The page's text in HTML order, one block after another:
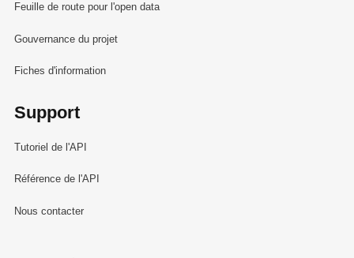
Feuille de route pour l'open data
Gouvernance du projet
Fiches d'information
Support
Tutoriel de l'API
Référence de l'API
Nous contacter